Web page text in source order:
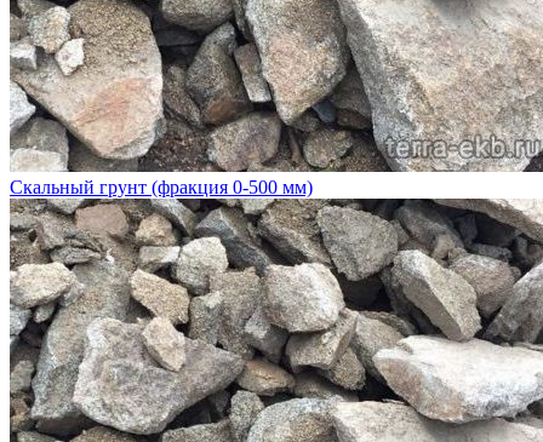
Скальный грунт (фракция 0-500 мм)